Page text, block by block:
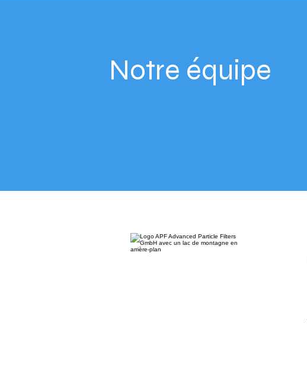
Notre équipe